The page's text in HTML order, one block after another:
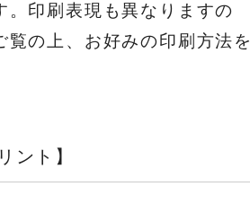
。印刷表現も異なりますの
覧の上、お好みの印刷方法
ント】